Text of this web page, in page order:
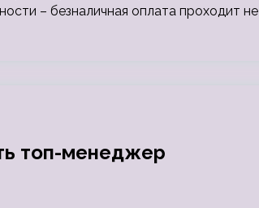
– безналичная оплата проходит не
топ-менеджер